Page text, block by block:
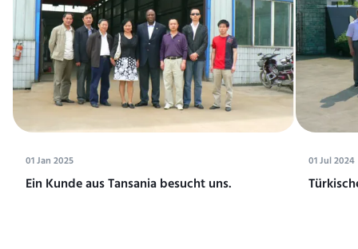
01 Jan 2025
Ein Kunde aus Tansania besucht uns.
01 Jul 2024